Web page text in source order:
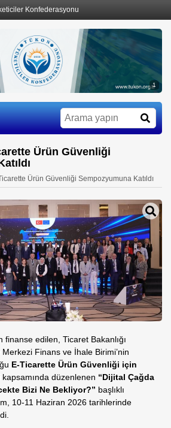
Konfederasyonu
1
Ürün Güvenliği
Ürün Güvenliği Sempozyumuna Katıldı
finanse edilen, Ticaret Bakanlığı
Finans ve İhale Birimi’nin
E-Ticarette Ürün Güvenliği için
kapsamında düzenlenen “Dijital Çağda
Bizi Ne Bekliyor?” başlıklı
10-11 Haziran 2026 tarihlerinde